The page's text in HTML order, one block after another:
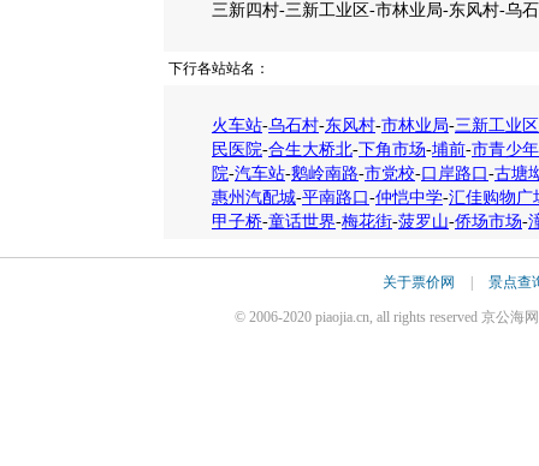
三新四村-三新工业区-市林业局-东风村-乌
下行各站站名：
火车站-乌石村-东风村-市林业局-三新工业区
民医院-合生大桥北-下角市场-埔前-市青少
院-汽车站-鹅岭南路-市党校-口岸路口 -古塘
惠州汽配城-平南路口 -仲恺中学-汇佳购物广
甲子桥-童话世界-梅花街-菠罗山-侨场市场-
关于票价网 景点查
© 2006-2020 piaojia.cn, all rights reserved 京公海